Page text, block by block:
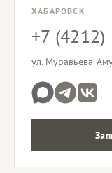
ХАБАРОВСК
+7
ул. Муравьева-